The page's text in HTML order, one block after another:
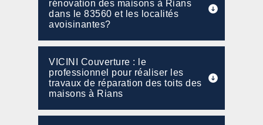
rénovation des maisons à Rians
dans le 83560 et les localités
avoisinantes?
VICINI Couverture : le
professionnel pour réaliser les
travaux de réparation des toits des
maisons à Rians